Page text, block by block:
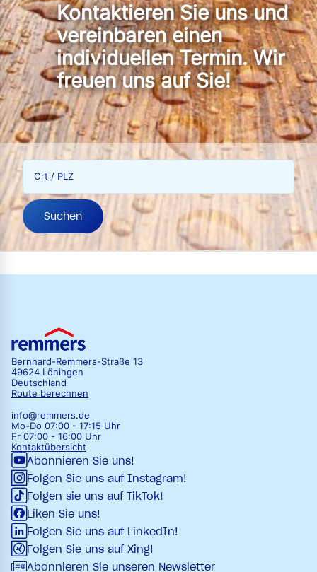
Kontaktieren Sie uns und
vereinbaren einen
individuellen Termin. Wir
freuen uns auf Sie!
Ort / PLZ
Suchen
Bernhard-Remmers-Straße 13
49624 Löningen
Deutschland
Route berechnen
info@remmers.de
Mo-Do 07:00 - 17:15 Uhr
Fr 07:00 - 16:00 Uhr
Kontaktübersicht
Abonnieren Sie uns!
Folgen Sie uns auf Instagram!
Folgen sie uns auf TikTok!
Liken Sie uns!
Folgen Sie uns auf LinkedIn!
Folgen Sie uns auf Xing!
Abonnieren Sie unseren Newsletter